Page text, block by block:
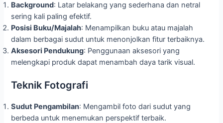
Background: Latar belakang yang sederhana dan netral
sering kali paling efektif.
Posisi Buku/Majalah: Menampilkan buku atau majalah
dalam berbagai sudut untuk menonjolkan fitur terbaiknya.
Aksesori Pendukung: Penggunaan aksesori yang
melengkapi produk dapat menambah daya tarik visual.
Teknik Fotografi
Sudut Pengambilan: Mengambil foto dari sudut yang
berbeda untuk menemukan perspektif terbaik.